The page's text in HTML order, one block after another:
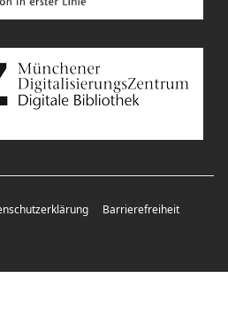
Barrierefreiheit